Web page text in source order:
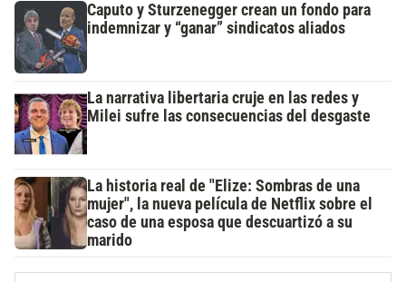
Caputo y Sturzenegger crean un fondo para
indemnizar y “ganar” sindicatos aliados
La narrativa libertaria cruje en las redes y
Milei sufre las consecuencias del desgaste
La historia real de "Elize: Sombras de una
mujer", la nueva película de Netflix sobre el
caso de una esposa que descuartizó a su
marido